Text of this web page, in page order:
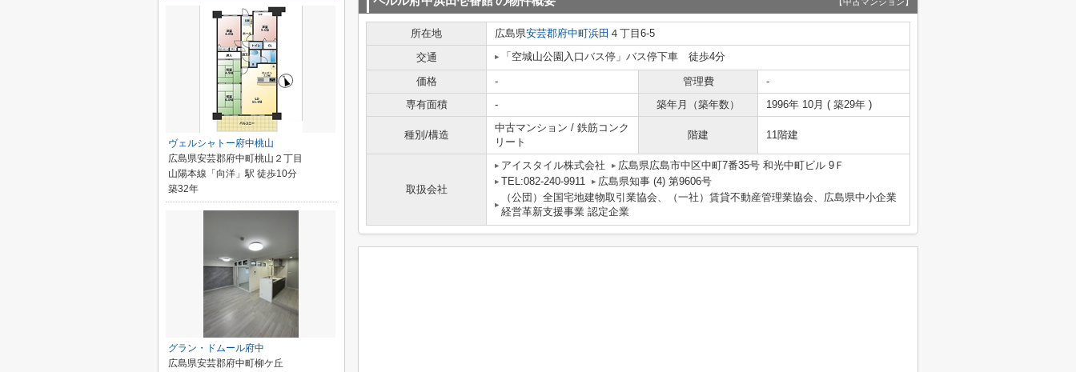
所在地 広島県安芸郡府中町浜田 ４丁目6-5
交通
「空城山公園入口バス停」バス停下車 徒歩4分
価格 - 管理費
-
専有面積
- 築年月（築年数） 1996年 10月 ( 築29年 )
種別/構造
中古マンション / 鉄筋コンク
リート
階建 11階建
取扱会社
アイスタイル株式会社
広島県広島市中区中町7番35号 和光中町ビル 9Ｆ
TEL:082-240-9911
広島県知事 (4) 第9606号
（公団）全国宅地建物取引業協会、（一社）賃貸不動産管理業協会、広島県中小企業
経営革新支援事業 認定企業
ヴェルシャトー府中桃山
広島県安芸郡府中町桃山２丁目
山陽本線「向洋」駅 徒歩10分
築32年
グラン・ドムール府中
広島県安芸郡府中町柳ケ丘